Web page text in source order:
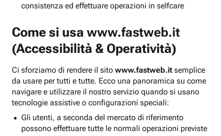
consistenza ed effettuare operazioni in selfcare
Come si usa www.fastweb.it
(Accessibilità & Operatività)
Ci sforziamo di rendere il sito www.fastweb.it semplice
da usare per tutti e tutte. Ecco una panoramica su come
navigare e utilizzare il nostro servizio quando si usano
tecnologie assistive o configurazioni speciali:
Gli utenti, a seconda del mercato di riferimento
possono effettuare tutte le normali operazioni previste